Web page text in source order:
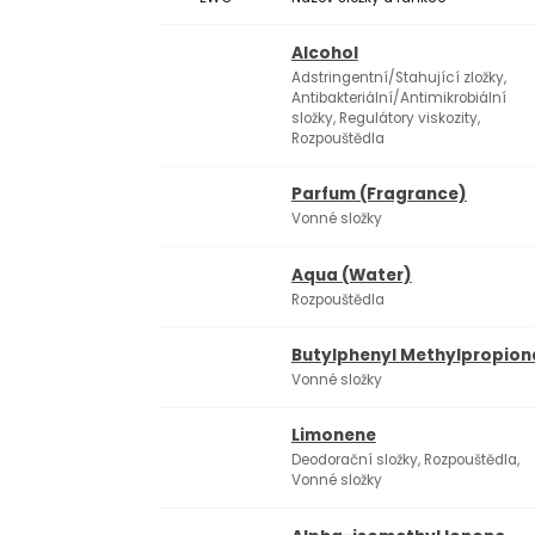
Alcohol
Adstringentní/Stahující zložky,
Antibakteriální/Antimikrobiální
složky, Regulátory viskozity,
Rozpouštědla
Parfum (Fragrance)
Vonné složky
Aqua (Water)
Rozpouštědla
Butylphenyl
Vonné složky
Limonene
Deodorační složky, Rozpouštědla,
Vonné složky